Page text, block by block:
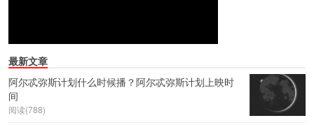
最新文章
阿尔忒弥斯计划什么时候播？阿尔忒弥斯计划上映时
间
阅读(788)